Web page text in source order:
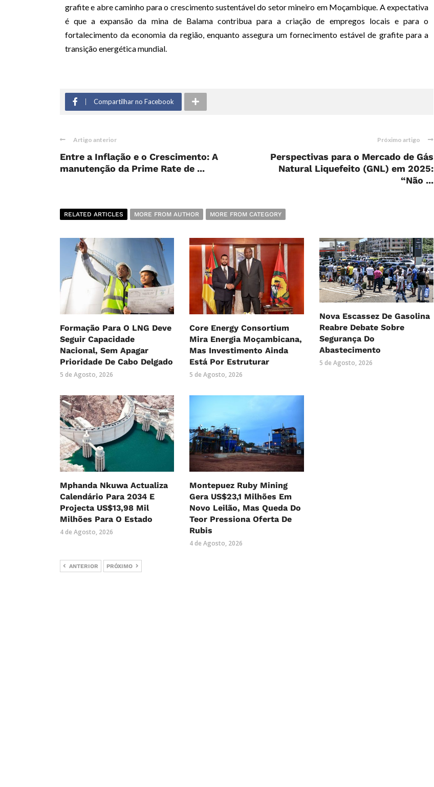
grafite e abre caminho para o crescimento sustentável do setor mineiro em Moçambique. A expectativa
é que a expansão da mina de Balama contribua para a criação de empregos locais e para o
fortalecimento da economia da região, enquanto assegura um fornecimento estável de grafite para a
transição energética mundial.
Compartilhar no Facebook
Artigo anterior
Entre a Inflação e o Crescimento: A
manutenção da Prime Rate de ...
Próximo artigo
Perspectivas para o Mercado de Gás
Natural Liquefeito (GNL) em 2025:
“Não ...
RELATED ARTICLES MORE FROM AUTHOR MORE FROM CATEGORY
Formação Para O LNG Deve
Seguir Capacidade
Nacional, Sem Apagar
Prioridade De Cabo Delgado
5 de Agosto, 2026
Core Energy Consortium
Mira Energia Moçambicana,
Mas Investimento Ainda
Está Por Estruturar
5 de Agosto, 2026
Nova Escassez De Gasolina
Reabre Debate Sobre
Segurança Do
Abastecimento
5 de Agosto, 2026
Mphanda Nkuwa Actualiza
Calendário Para 2034 E
Projecta US$13,98 Mil
Milhões Para O Estado
4 de Agosto, 2026
Montepuez Ruby Mining
Gera US$23,1 Milhões Em
Novo Leilão, Mas Queda Do
Teor Pressiona Oferta De
Rubis
4 de Agosto, 2026
ANTERIOR PRÓXIMO